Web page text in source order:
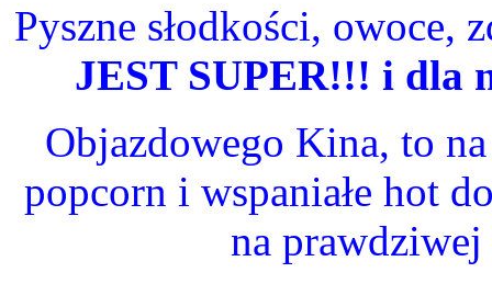
Pyszne słodkości,
JEST SUPER!!! i dla
Objazdowego Kina, to
popcorn i wspaniałe hot
na